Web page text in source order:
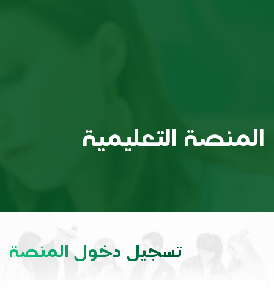
المنصة التعليمية
تسجيل دخول المنصة